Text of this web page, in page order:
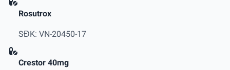
Rosutrox
SĐK: VN-20450-17
Crestor 40mg